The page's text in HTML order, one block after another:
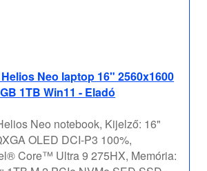
Neo laptop 16" 2560x1600
1TB Win11 - Eladó
Neo notebook, Kijelző: 16"
OLED DCI-P3 100%,
Core™ Ultra 9 275HX, Memória: